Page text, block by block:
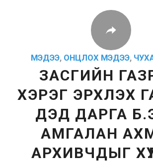
МЭДЭЭ, ОНЦЛОХ МЭДЭЭ,
ЗАСГИЙН
ХЭРЭГ ЭРХЛЭХ
ДЭД ДАРГА
АМГАЛАН
АРХИВЧДЫГ